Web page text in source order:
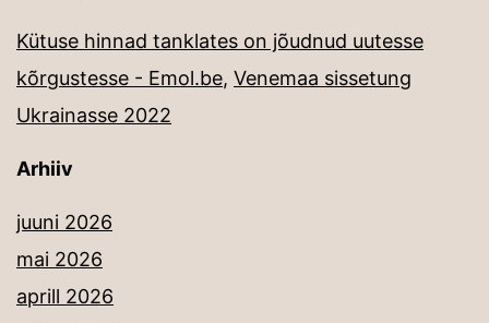
Kütuse hinnad tanklates on jõudnud uutesse
kõrgustesse - Emol.be, Venemaa sissetung
Ukrainasse 2022
Arhiiv
juuni 2026
mai 2026
aprill 2026